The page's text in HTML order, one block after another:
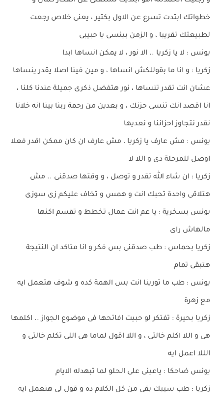
خطواتك ابتدت تسرع عن الاول بكتير ، يعنى خلاص رجعت
لطبيعتك تقريبا ، و الزمن بينسى يا حبيبى
يونس : لا يا زكريا .. الا نور ، لا يمكن انساها ابدا
زكريا : و انا ما بقوللكش انساها ، و مين فينا اصلا يقدر ينساها
عشان انت تقدر تنساها ، نور هتفضل ذكرى جميلة عندنا كلنا ،
انا اقصد انك تنسى حزنك ، و بعدين من رحمة ربنا بينا انه خلانا
نقدر نتجاوز احزاننا و نعديها
يونس : مش عارف يا زكريا ، مش عارف ان كان ممكن اقدر فعلا
اوصل للمرحلة دى و اللا لا
زكريا : ان شاء الله تقدر و توصل ، و وقتها صدقنى .. مش
هتلاقى واحدة تحبك انت و همس و تخاف عليكم زى سوزى
يونس بسخرية : يا عم انت عمال تخطط و تقسم اكنها
مالهاش راى
زكريا بحماس : طب صدقنى بس فكر و انا متاكد ان النتيجة
هتبقى تمام
يونس : طب ما تورينا انت بس الهمة كده و شوف هتعمل ايه
مع زهرة
زكريا بحيرة : تفتكر لو حبيت افاتحها فى موضوع الجواز .. اكلمها
هى و اللا اكلم خالتى ، و اللا اقول لماما هى اللى تكلم خالتى و
الللا اعمل ايه
يونس ضاحكا : ياعينى على الحلو لما تبهدله الايام
زكريا : طب سيبك بقى من كل الكلام ده و قول لى هنعمل ايه